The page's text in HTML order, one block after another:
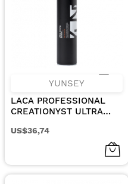
YUNSEY
LACA PROFESSIONAL
CREATIONYST ULTRA
US$36,74